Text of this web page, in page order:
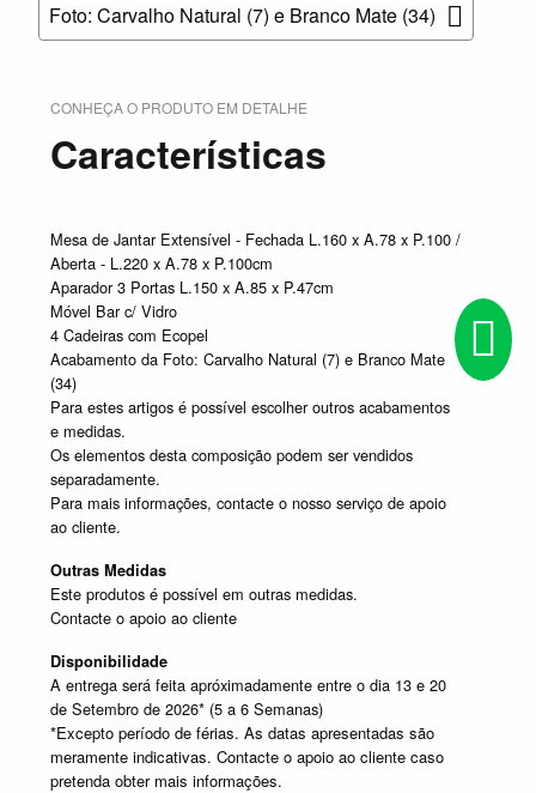
Foto: Carvalho Natural (7) e Branco Mate (34)
CONHEÇA O PRODUTO EM DETALHE
Características
Mesa de Jantar Extensível - Fechada L.160 x A.78 x P.100 /
Aberta - L.220 x A.78 x P.100cm
Aparador 3 Portas L.150 x A.85 x P.47cm
Móvel Bar c/ Vidro
4 Cadeiras com Ecopel
Acabamento da Foto: Carvalho Natural (7) e Branco Mate
(34)
Para estes artigos é possível escolher outros acabamentos
e medidas.
Os elementos desta composição podem ser vendidos
separadamente.
Para mais informações, contacte o nosso serviço de apoio
ao cliente.
Outras Medidas
Este produtos é possível em outras medidas.
Contacte o apoio ao cliente
Disponibilidade
A entrega será feita apróximadamente entre o dia 13 e 20
de Setembro de 2026* (5 a 6 Semanas)
*Excepto período de férias. As datas apresentadas são
meramente indicativas. Contacte o apoio ao cliente caso
pretenda obter mais informações.